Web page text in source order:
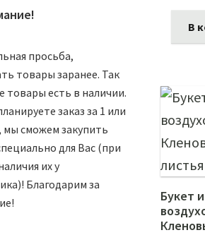
В
Букет
просьба,
товары заранее. Так
товары есть в наличии.
заказ за 1 или
мы сможем закупить
для Вас (при
их у
Благодарим за